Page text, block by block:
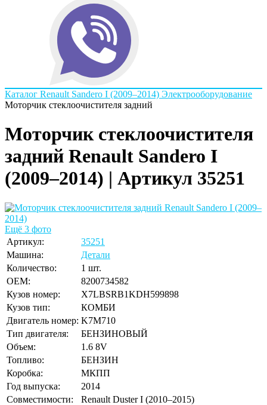
Каталог Renault Sandero I (2009–2014) Электрооборудование
Моторчик стеклоочистителя задний
Моторчик стеклоочистителя
задний Renault Sandero I
(2009–2014) | Артикул 35251
Ещё 3 фото
Артикул:
35251
Машина:
Детали
Количество:
1 шт.
OEM:
8200734582
Кузов номер:
X7LBSRB1KDH599898
Кузов тип:
КОМБИ
Двигатель номер: K7M710
Тип двигателя:
БЕНЗИНОВЫЙ
Объем:
1.6 8V
Топливо:
БЕНЗИН
Коробка:
МКПП
Год выпуска:
2014
Совместимости:
Renault Duster I (2010–2015)